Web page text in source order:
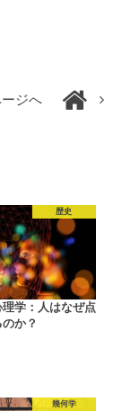
ージへ
歴史
理学：人はなぜ点
か？
幾何学